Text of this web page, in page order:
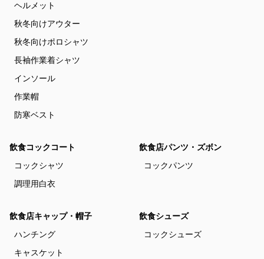
ヘルメット
秋冬向けアウター
秋冬向けポロシャツ
長袖作業着シャツ
インソール
作業帽
防寒ベスト
飲食コックコート
コックシャツ
調理用白衣
飲食店パンツ・ズボン
コックパンツ
飲食店キャップ・帽子
ハンチング
キャスケット
飲食シューズ
コックシューズ